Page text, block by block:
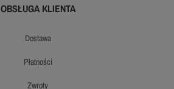
OBSŁUGA KLIENTA
dostawa
płatności
zwroty